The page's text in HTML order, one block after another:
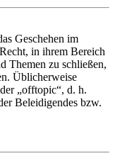
Geschehen im
in ihrem Bereich
Themen zu schließen,
Üblicherweise
„offtopic“, d. h.
Beleidigendes bzw.